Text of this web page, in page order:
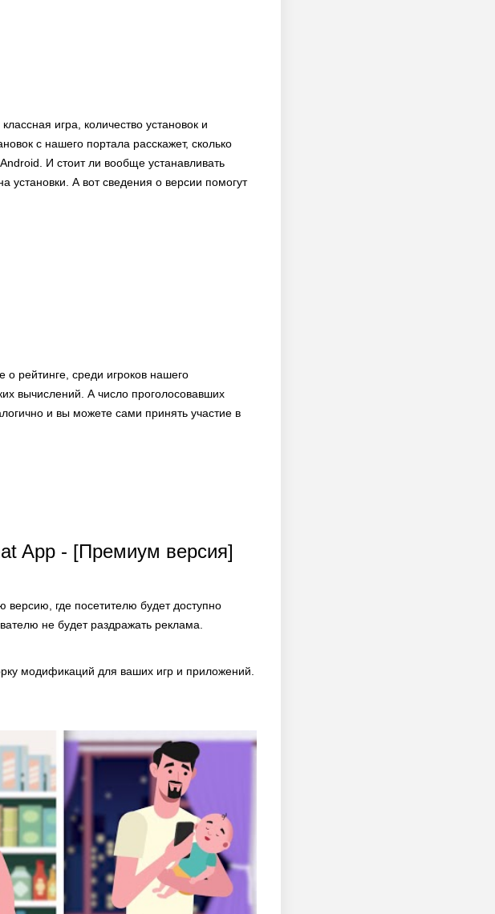
игра, количество установок и
с нашего портала расскажет, сколько
И стоит ли вообще устанавливать
установки. А вот сведения о версии помогут
рейтинге, среди игроков нашего
вычислений. А число проголосовавших
и вы можете сами принять участие в
App - [Премиум версия]
где посетителю будет доступно
не будет раздражать реклама.
модификаций для ваших игр и приложений.